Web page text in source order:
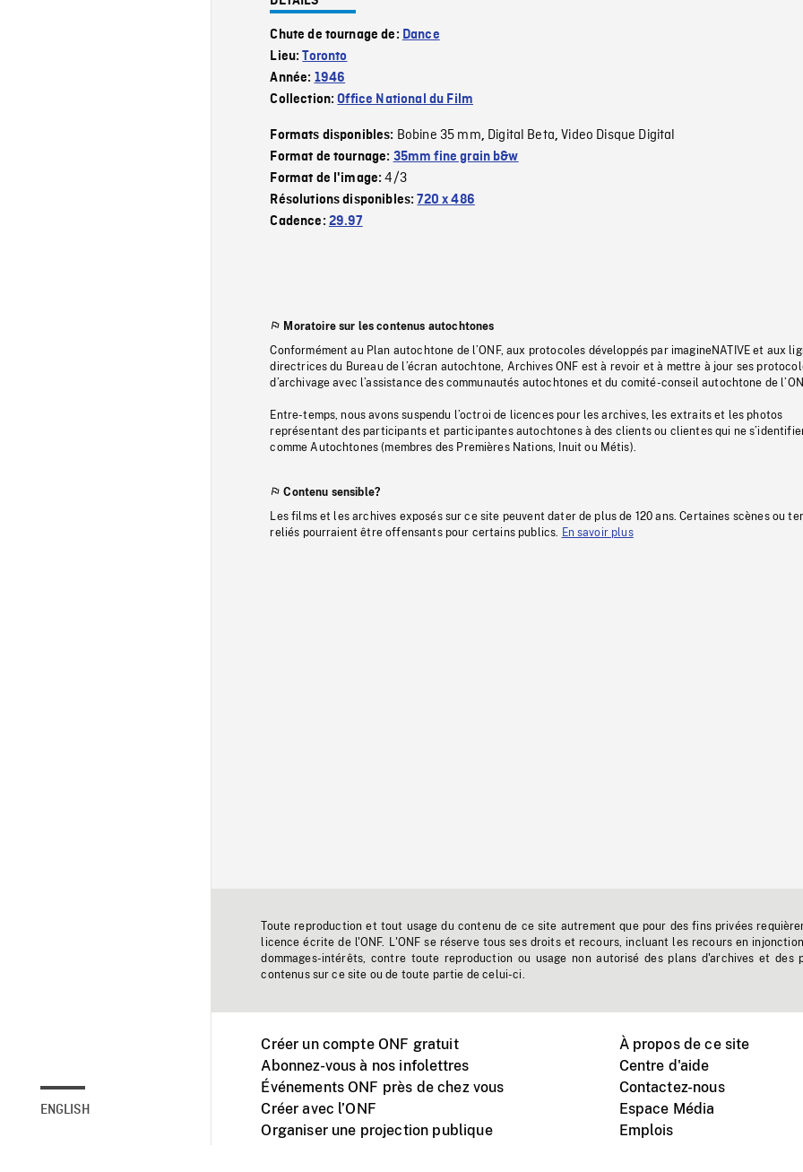
ENGLISH
Chute de tournage de: Dance
Lieu:Toronto
Année: 1946
Collection:Office National du Film
Formats disponibles: Bobine 35 mm, Digital Beta,Video Disque Digital
Format de tournage: 35mm fine grain b&w
Format de l'image:4/3
Résolutions disponibles:720 x 486
Cadence: 29.97
Moratoire sur les contenus autochtones
Conformément au Plan autochtone de l’ONF, aux protocoles développés par imagineNATIVE et aux
directrices du Bureau de l’écran autochtone, Archives ONF est à revoir et à mettre à jour ses
d’archivage avec l’assistance des communautés autochtones et du comité-conseil autochtone de
Entre-temps, nous avons suspendu l’octroi de licences pour les archives, les extraits et les photos
représentant des participants et participantes autochtones à des clients ou clientes qui ne
comme Autochtones (membres des Premières Nations, Inuit ou Métis).
Contenu sensible?
Les films et les archives exposés sur ce site peuvent dater de plus de 120 ans. Certaines scènes ou
reliés pourraient être offensants pour certains publics.
En savoir plus
Toute reproduction et tout usage du contenu de ce site autrement que pour des fins privées
licence écrite de l'ONF. L'ONF se réserve tous ses droits et recours, incluant les recours en
dommages-intérêts, contre toute reproduction ou usage non autorisé des plans d'archives et des
contenus sur ce site ou de toute partie de celui-ci.
Créer un compte ONF gratuit
Abonnez-vous à nos infolettres
Événements ONF près de chez vous
Créer avec l’ONF
Organiser une projection publique
À propos de ce site
Centre d'aide
Contactez-nous
Espace Média
Emplois